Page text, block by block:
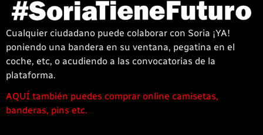
Cualquier ciudadano puede colaborar con Soria ¡YA!
poniendo una bandera en su ventana, pegatina en el
coche, etc, o acudiendo a las convocatorias de la
plataforma.
1win
casino
AQUÍ también puedes comprar online camisetas,
banderas, pins etc.